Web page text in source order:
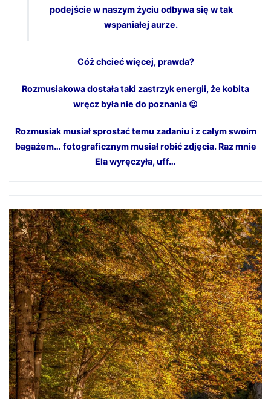
podejście w naszym życiu odbywa się w tak
wspaniałej aurze.
Cóż chcieć więcej, prawda?
Rozmusiakowa dostała taki zastrzyk energii, że kobita
wręcz była nie do poznania 😉
Rozmusiak musiał sprostać temu zadaniu i z całym swoim
bagażem… fotograficznym musiał robić zdjęcia. Raz mnie
Ela wyręczyła, uff…